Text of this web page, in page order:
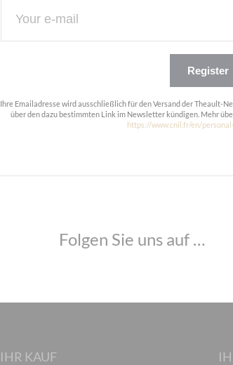
Register
Ihre Emailadresse wird ausschließlich für den Versand der Theault-
über den dazu bestimmten Link im Newsletter kündigen. Mehr
https://www.cnil.fr/en/
Folgen Sie uns auf …
IHR KAUF